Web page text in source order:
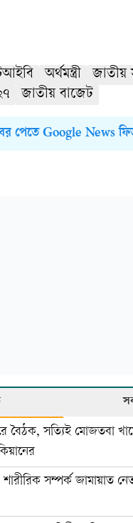
অর্থমন্ত্রী
জাতীয়
জাতীয় বাজেট
পেতে Google News
বৈঠক, সত্যিই মোজতবা
শারীরিক সম্পর্ক জামায়াত